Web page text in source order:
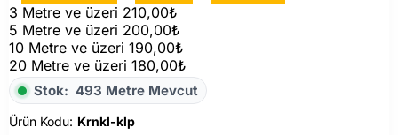
3 Metre ve üzeri 210,00₺
5 Metre ve üzeri 200,00₺
10 Metre ve üzeri 190,00₺
20 Metre ve üzeri 180,00₺
Stok: 493 Metre Mevcut
Ürün Kodu: Krnkl-klp